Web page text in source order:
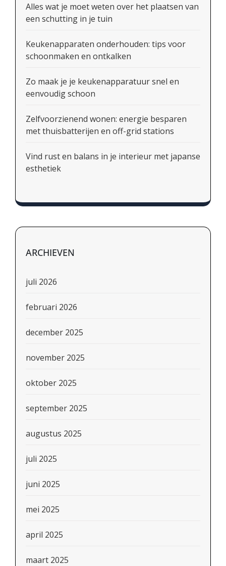
Alles wat je moet weten over het plaatsen van
een schutting in je tuin
Keukenapparaten onderhouden: tips voor
schoonmaken en ontkalken
Zo maak je je keukenapparatuur snel en
eenvoudig schoon
Zelfvoorzienend wonen: energie besparen
met thuisbatterijen en off-grid stations
Vind rust en balans in je interieur met japanse
esthetiek
ARCHIEVEN
juli 2026
februari 2026
december 2025
november 2025
oktober 2025
september 2025
augustus 2025
juli 2025
juni 2025
mei 2025
april 2025
maart 2025